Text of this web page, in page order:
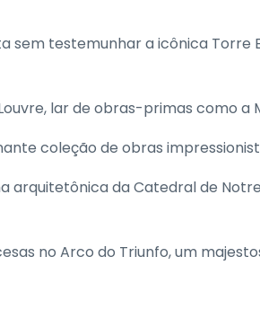
sem testemunhar a icônica
lar de obras-primas como a
coleção de obras
arquitetônica da Catedral de
no Arco do Triunfo, um